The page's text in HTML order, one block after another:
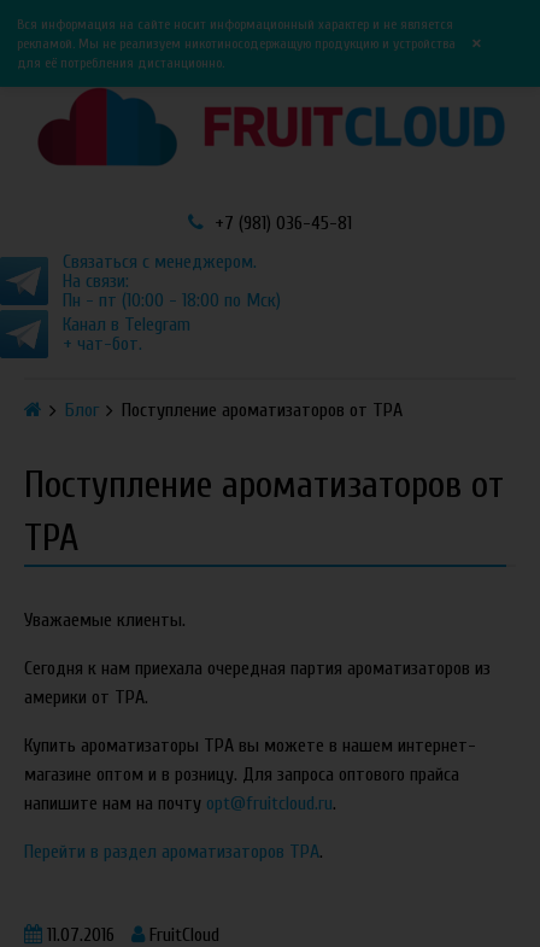
0
Вся информация на сайте носит информационный характер и не является
рекламой. Мы не реализуем никотиносодержащую продукцию и устройства
для её потребления дистанционно.
×
+7 (981) 036-45-81
Связаться с менеджером.
На связи:
Пн - пт (10:00 - 18:00 по Мск)
Канал в Telegram
+ чат-бот.
Блог Поступление ароматизаторов от TPA
Поступление ароматизаторов от
TPA
Уважаемые клиенты.
Сегодня к нам приехала очередная партия ароматизаторов из
америки от TPA.
Купить ароматизаторы TPA вы можете в нашем интернет-
магазине оптом и в розницу. Для запроса оптового прайса
напишите нам на почту opt@fruitcloud.ru.
Перейти в раздел ароматизаторов TPA.
11.07.2016 FruitCloud